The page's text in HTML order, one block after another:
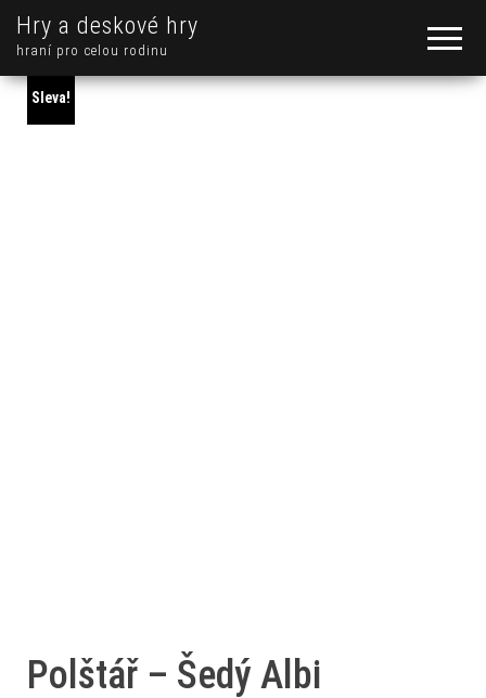
Hry a deskové hry
hraní pro celou rodinu
Sleva!
Polštář – Šedý Albi